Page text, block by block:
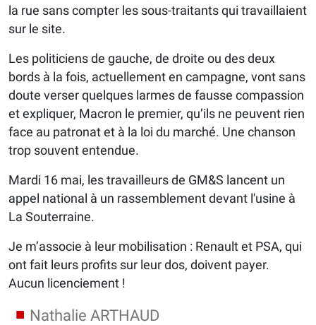
la rue sans compter les sous-traitants qui travaillaient
sur le site.
Les politiciens de gauche, de droite ou des deux
bords à la fois, actuellement en campagne, vont sans
doute verser quelques larmes de fausse compassion
et expliquer, Macron le premier, qu’ils ne peuvent rien
face au patronat et à la loi du marché. Une chanson
trop souvent entendue.
Mardi 16 mai, les travailleurs de GM&S lancent un
appel national à un rassemblement devant l'usine à
La Souterraine.
Je m’associe à leur mobilisation : Renault et PSA, qui
ont fait leurs profits sur leur dos, doivent payer.
Aucun licenciement !
Nathalie ARTHAUD